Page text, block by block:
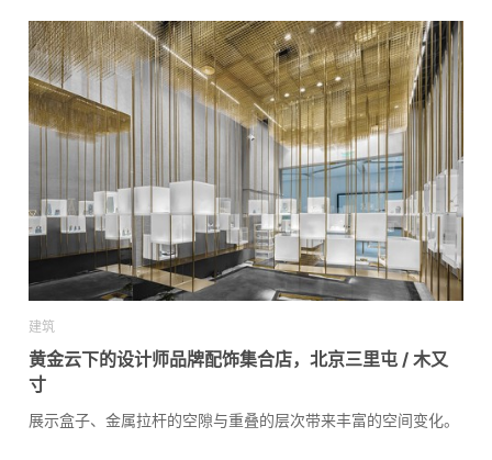
建筑
黄金云下的设计师品牌配饰集合店，北京三里屯 / 木又
寸
展示盒子、金属拉杆的空隙与重叠的层次带来丰富的空间变化。